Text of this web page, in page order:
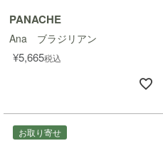
PANACHE
Ana ブラジリアン
¥5,665税込
お取り寄せ